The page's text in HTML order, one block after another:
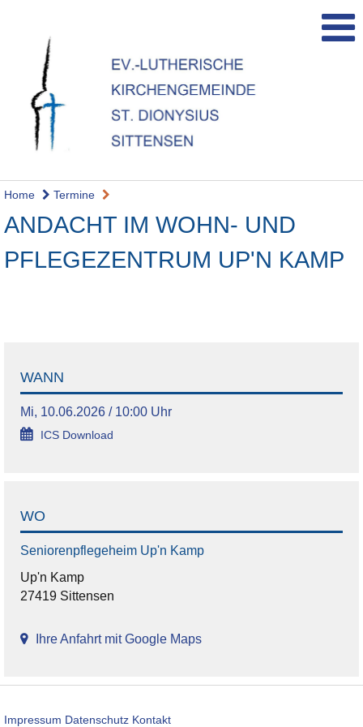
Home Termine
ANDACHT IM WOHN- UND
PFLEGEZENTRUM UP'N KAMP
WANN
Mi, 10.06.2026 / 10:00 Uhr
ICS Download
WO
Seniorenpflegeheim Up'n Kamp
Up'n Kamp
27419 Sittensen
Ihre Anfahrt mit Google Maps
Impressum Datenschutz Kontakt